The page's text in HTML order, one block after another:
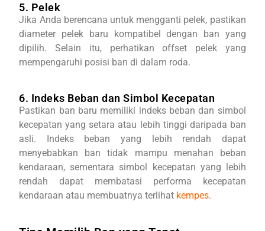
5. Pelek
Jika Anda berencana untuk mengganti pelek, pastikan
diameter pelek baru kompatibel dengan ban yang
dipilih. Selain itu, perhatikan offset pelek yang
mempengaruhi posisi ban di dalam roda.
6. Indeks Beban dan Simbol Kecepatan
Pastikan ban baru memiliki indeks beban dan simbol
kecepatan yang setara atau lebih tinggi daripada ban
asli. Indeks beban yang lebih rendah dapat
menyebabkan ban tidak mampu menahan beban
kendaraan, sementara simbol kecepatan yang lebih
rendah dapat membatasi performa kecepatan
kendaraan atau membuatnya terlihat kempes.